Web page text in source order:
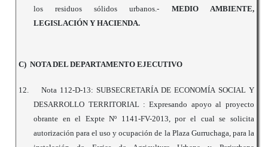
los residuos sólidos urbanos.- MEDIO AMBIENTE,
LEGISLACIÓN Y HACIENDA.
C) NOTA DEL DEPARTAMENTO EJECUTIVO
12.
Nota 112-D-13: SUBSECRETARÍA DE ECONOMÍA SOCIAL Y
DESARROLLO TERRITORIAL : Expresando apoyo al proyecto
obrante en el Expte Nº 1141-FV-2013, por el cual se solicita
autorización para el uso y ocupación de la Plaza Gurruchaga, para la